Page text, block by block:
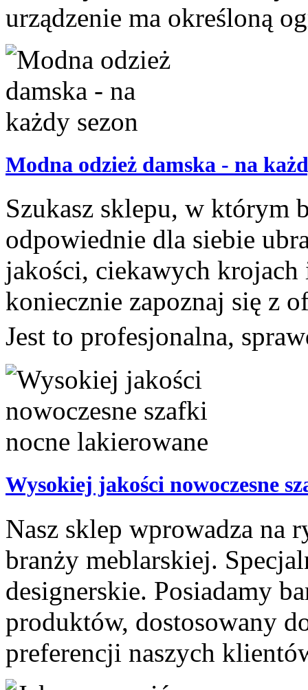
urządzenie ma określoną
Modna odzież damska - na
Szukasz sklepu, w którym
odpowiednie dla siebie
jakości, ciekawych krojach
koniecznie zapoznaj się z
Jest to profesjonalna,
Wysokiej jakości nowoczesne
Nasz sklep wprowadza na
branży meblarskiej.
designerskie. Posiadamy
produktów, dostosowany
preferencji naszych